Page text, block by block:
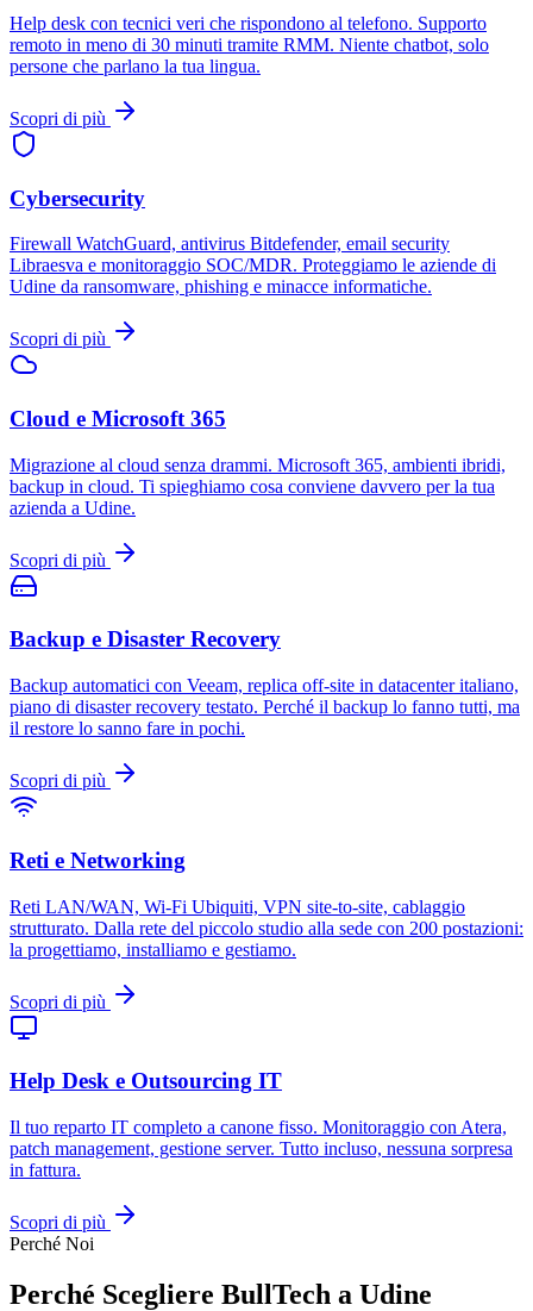
Help desk con tecnici veri che rispondono al telefono. Supporto
remoto in meno di 30 minuti tramite RMM. Niente chatbot, solo
persone che parlano la tua lingua.
Scopri di più
Cybersecurity
Firewall WatchGuard, antivirus Bitdefender, email security
Libraesva e monitoraggio SOC/MDR. Proteggiamo le aziende di
Udine da ransomware, phishing e minacce informatiche.
Scopri di più
Cloud e Microsoft 365
Migrazione al cloud senza drammi. Microsoft 365, ambienti ibridi,
backup in cloud. Ti spieghiamo cosa conviene davvero per la tua
azienda a Udine.
Scopri di più
Backup e Disaster Recovery
Backup automatici con Veeam, replica off-site in datacenter italiano,
piano di disaster recovery testato. Perché il backup lo fanno tutti, ma
il restore lo sanno fare in pochi.
Scopri di più
Reti e Networking
Reti LAN/WAN, Wi-Fi Ubiquiti, VPN site-to-site, cablaggio
strutturato. Dalla rete del piccolo studio alla sede con 200 postazioni:
la progettiamo, installiamo e gestiamo.
Scopri di più
Help Desk e Outsourcing IT
Il tuo reparto IT completo a canone fisso. Monitoraggio con Atera,
patch management, gestione server. Tutto incluso, nessuna sorpresa
in fattura.
Scopri di più
Perché Noi
Perché Scegliere BullTech a Udine